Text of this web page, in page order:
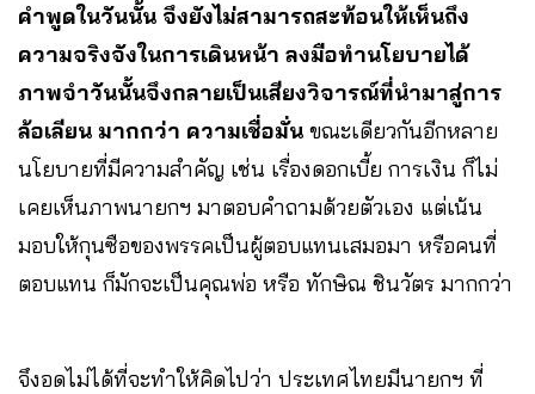
คำพูดในวันนั้น จึงยังไม่สามารถสะท้อนให้เห็นถึง
ความจริงจังในการเดินหน้า ลงมือทำนโยบายได้
ภาพจำวันนั้นจึงกลายเป็นเสียงวิจารณ์ที่นำมาสู่การ
ล้อเลียน มากกว่า ความเชื่อมั่น ขณะเดียวกันอีกหลาย
นโยบายที่มีความสำคัญ เช่น เรื่องดอกเบี้ย การเงิน ก็ไม่
เคยเห็นภาพนายกฯ มาตอบคำถามด้วยตัวเอง แต่เน้น
มอบให้กุนซือของพรรคเป็นผู้ตอบแทนเสมอมา หรือคนที่
ตอบแทน ก็มักจะเป็นคุณพ่อ หรือ ทักษิณ ชินวัตร มากกว่า
จึงอดไม่ได้ที่จะทำให้คิดไปว่า ประเทศไทยมีนายกฯ ที่